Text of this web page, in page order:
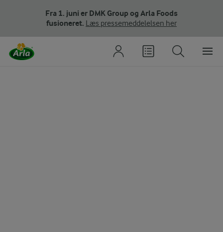
Fra 1. juni er DMK Group og Arla Foods
fusioneret. Læs pressemeddelelsen her